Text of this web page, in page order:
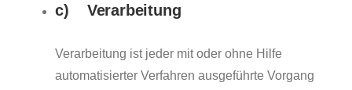
c) Verarbeitung
Verarbeitung ist jeder mit oder ohne Hilfe
automatisierter Verfahren ausgeführte Vorgang